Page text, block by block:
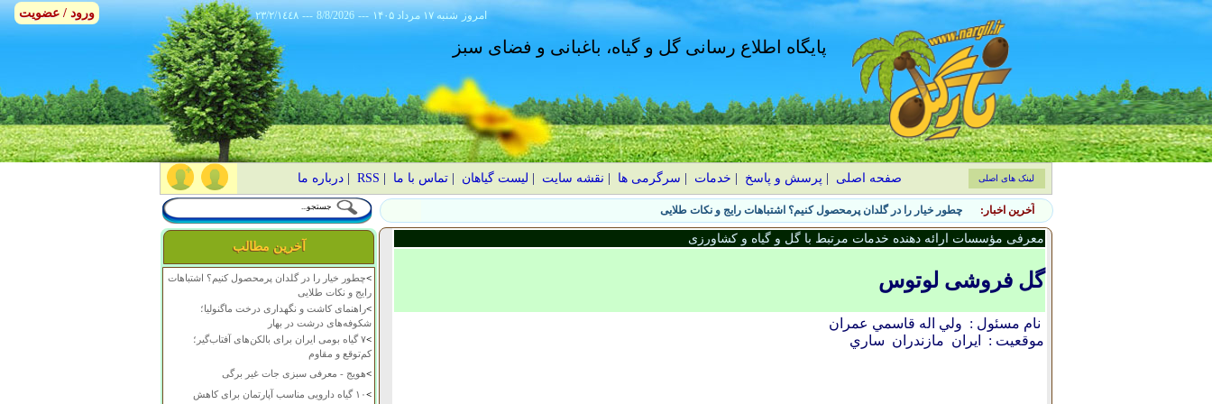
٢٣/٢/١٤٤٨ --- 8/8/2026 --- ۱۴۰۵ شنبه ۱۷ مرداد امروز
پایگاه اطلاع رسانی گل و گیاه، باغبانی و فضای سبز
صفحه اصلی پرسش و پاسخ خدمات سرگرمی ها نقشه سایت لیست گیاهان |تماس با ما RSS
|درباره ما لینک های اصلی
آخرین اخبار: چطور خیار را در گلدان پرمحصول کنیم؟ اشتباهات رایج و نکات طلایی
آخرین مطالب
>چطور خیار را در گلدان پرمحصول کنیم؟ اشتباهات
رایج و نکات طلایی
>راهنمای کاشت و نگهداری درخت ماگنولیا؛
شکوفه‌های درشت در بهار
>
۷ گیاه بومی ایران برای بالکن‌های آفتاب‌گیر؛
کم‌توقع و مقاوم
>هویج - معرفی سبزی جات غیر برگی
>
۱۰ گیاه دارویی مناسب آپارتمان برای کاهش
معرفی مؤسسات ارائه دهنده خدمات مرتبط با گل و گیاه و کشاورزی
گل فروشی لوتوس
نام مسئول : ولي اله قاسمي عمران
موقعیت :
ایران مازندران ساري
ورود / عضویت